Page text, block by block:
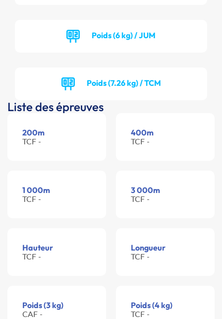
Poids (6 kg) / JUM
Poids (7.26 kg) / TCM
Liste des épreuves
200m
TCF -
400m
TCF -
1 000m
TCF -
3 000m
TCF -
Hauteur
TCF -
Longueur
TCF -
Poids (3 kg)
CAF -
Poids (4 kg)
TCF -